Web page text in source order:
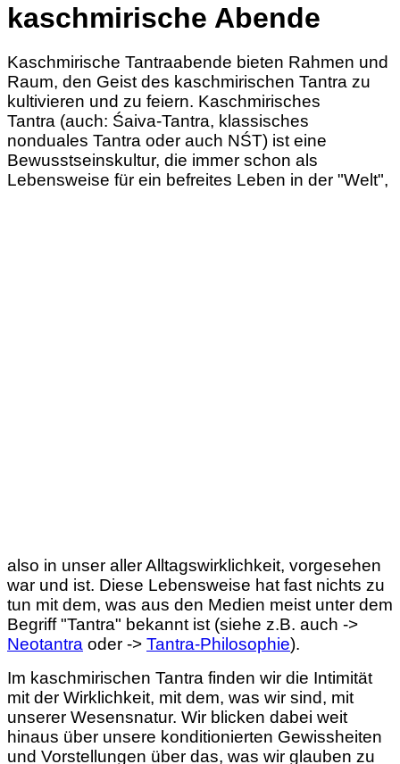
kaschmirische Abende
Kaschmirische Tantraabende bieten Rahmen und
Raum, den Geist des kaschmirischen Tantra zu
kultivieren und zu feiern. Kaschmirisches
Tantra (auch: Śaiva-Tantra, klassisches
nonduales Tantra oder auch NŚT) ist eine
Bewusstseinskultur, die immer schon als
Lebensweise für ein befreites Leben in der "Welt",
also in unser aller Alltagswirklichkeit, vorgesehen
war und ist. Diese Lebensweise hat fast nichts zu
tun mit dem, was aus den Medien meist unter dem
Begriff "Tantra" bekannt ist (siehe z.B. auch ->
Neotantra oder -> Tantra-Philosophie).
Im kaschmirischen Tantra finden wir die Intimität
mit der Wirklichkeit, mit dem, was wir sind, mit
unserer Wesensnatur. Wir blicken dabei weit
hinaus über unsere konditionierten Gewissheiten
und Vorstellungen über das, was wir glauben zu